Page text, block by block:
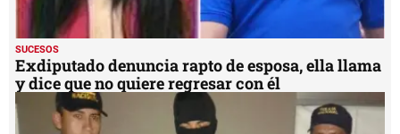
SUCESOS
Exdiputado denuncia rapto de esposa, ella llama
y dice que no quiere regresar con él